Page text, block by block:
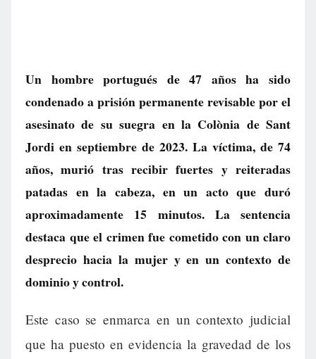
Un hombre portugués de 47 años ha sido
condenado a prisión permanente revisable por el
asesinato de su suegra en la Colònia de Sant
Jordi en septiembre de 2023. La víctima, de 74
años, murió tras recibir fuertes y reiteradas
patadas en la cabeza, en un acto que duró
aproximadamente 15 minutos. La sentencia
destaca que el crimen fue cometido con un claro
desprecio hacia la mujer y en un contexto de
dominio y control.
Este caso se enmarca en un contexto judicial
que ha puesto en evidencia la gravedad de los